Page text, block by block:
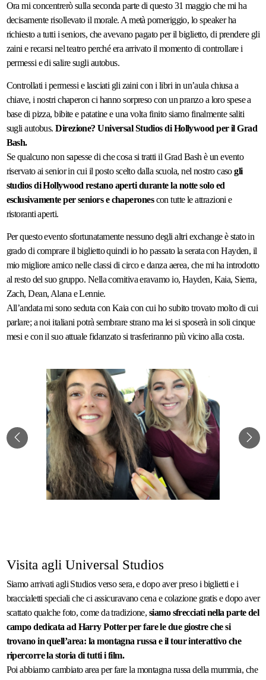
Ora mi concentrerò sulla seconda parte di questo 31 maggio che mi ha
decisamente risollevato il morale. A metà pomeriggio, lo speaker ha
richiesto a tutti i seniors, che avevano pagato per il biglietto, di prendere gli
zaini e recarsi nel teatro perché era arrivato il momento di controllare i
permessi e di salire sugli autobus.
Controllati i permessi e lasciati gli zaini con i libri in un’aula chiusa a
chiave, i nostri chaperon ci hanno sorpreso con un pranzo a loro spese a
base di pizza, bibite e patatine e una volta finito siamo finalmente saliti
sugli autobus.Direzione? Universal Studios di Hollywood per il Grad
Bash.
Se qualcuno non sapesse di che cosa si tratti il Grad Bash è un evento
riservato ai senior in cui il posto scelto dalla scuola, nel nostro casogli
studios di Hollywood restano aperti durante la notte solo ed
esclusivamente per seniors e chaperonescon tutte le attrazioni e
ristoranti aperti.
Per questo evento sfortunatamente nessuno degli altri exchange è stato in
grado di comprare il biglietto quindi io ho passato la serata con Hayden, il
mio migliore amico nelle classi di circo e danza aerea, che mi ha introdotto
al resto del suo gruppo. Nella comitiva eravamo io, Hayden, Kaia, Sierra,
Zach, Dean, Alana e Lennie.
All’andata mi sono seduta con Kaia con cui ho subito trovato molto di cui
parlare; a noi italiani potrà sembrare strano ma lei si sposerà in soli cinque
mesi e con il suo attuale fidanzato si trasferiranno più vicino alla costa.
Visita agli Universal Studios
Siamo arrivati agli Studios verso sera, e dopo aver preso i biglietti e i
braccialetti speciali che ci assicuravano cena e colazione gratis e dopo aver
scattato qualche foto, come da tradizione, siamo sfrecciati nella parte del
campo dedicata ad Harry Potter per fare le due giostre che si
trovano in quell’area: la montagna russa e il tour interattivo che
ripercorre la storia di tutti i film.
Poi abbiamo cambiato area per fare la montagna russa della mummia, che